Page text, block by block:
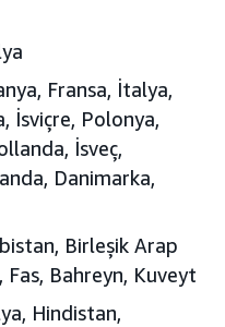
Fransa, İtalya,
İsviçre, Polonya,
İsveç,
Danimarka,
Birleşik Arap
Fas, Bahreyn, Kuveyt
Hindistan,